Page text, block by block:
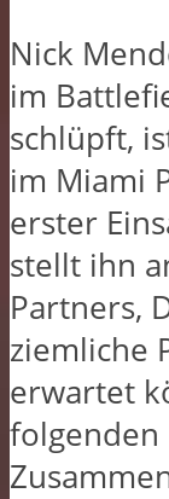
Nick
im
schlüpft,
im Miami
erster
stellt ihn
Partners,
ziemliche
erwartet
folgenden